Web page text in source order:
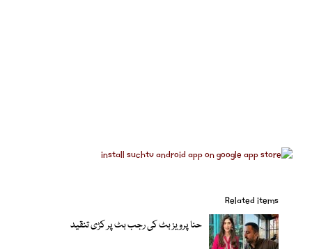
Related items
حنا پرویز بٹ کی رجب بٹ پر کڑی تنقید